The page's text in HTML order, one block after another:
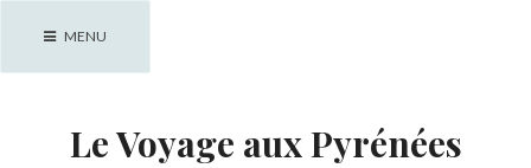
MENU
Le Voyage aux Pyrénées